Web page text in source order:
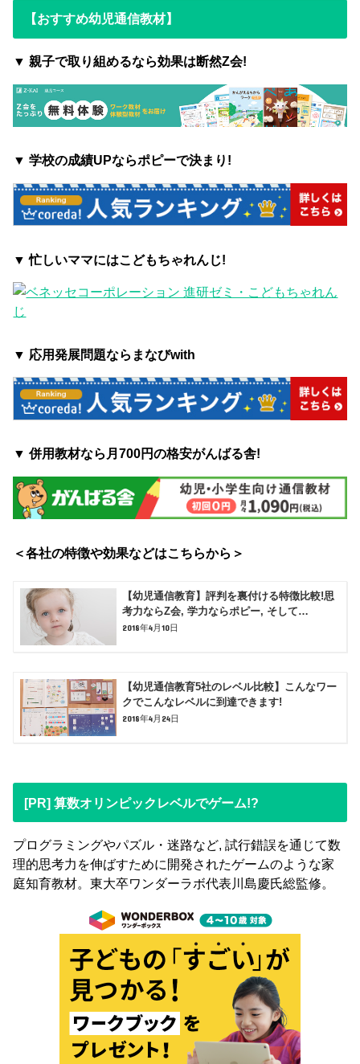
【おすすめ幼児通信教材】
▼ 親子で取り組めるなら効果は断然Z会!
▼ 学校の成績UPならポピーで決まり!
▼ 忙しいママにはこどもちゃれんじ!
▼ 応用発展問題ならまなびwith
▼ 併用教材なら月700円の格安がんばる舎!
＜各社の特徴や効果などはこちらから＞
【幼児通信教育】評判を裏付ける特徴比較!思
考力ならZ会, 学力ならポピー, そして…
2018年4月10日
【幼児通信教育5社のレベル比較】こんなワー
クでこんなレベルに到達できます!
2018年4月24日
[PR] 算数オリンピックレベルでゲーム!?
プログラミングやパズル・迷路など, 試行錯誤を通じて数
理的思考力を伸ばすために開発されたゲームのような家
庭知育教材。東大卒ワンダーラボ代表川島慶氏総監修。